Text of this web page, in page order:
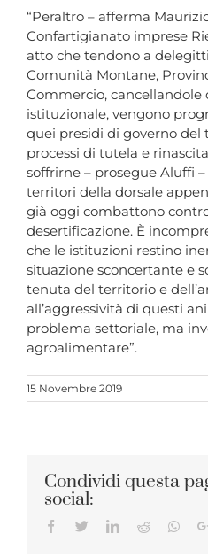
“Peraltro – afferma
Confartigianato imprese
atto che tendono a
Comunità Montane,
Commercio, cancellandole
istituzionale, vengono
quei presidi di governo del
processi di tutela e
soffrirne – prosegue Aluffi
territori della dorsale
già oggi combattono
desertificazione. È
che le istituzioni restino
situazione sconcertante e
tenuta del territorio e
all’aggressività di questi
problema settoriale, ma
agroalimentare”.
15 Novembre 2019
Condividi questa
social:
Facebook
TwitterLinkedIn
Reddit